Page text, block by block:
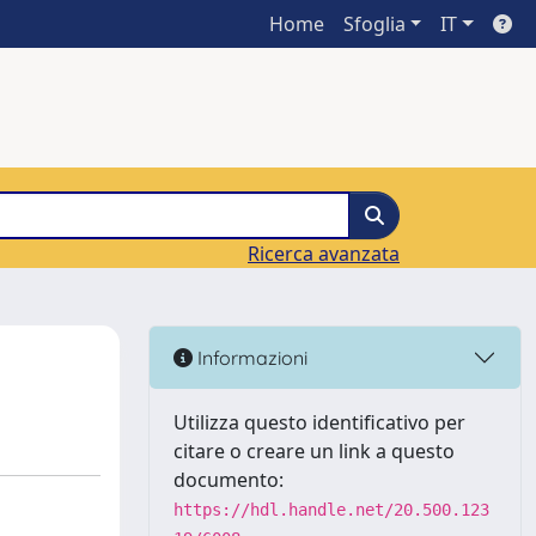
Home Sfoglia IT
Ricerca avanzata
Informazioni
Utilizza questo identificativo per
citare o creare un link a questo
documento:
https://hdl.handle.net/20.500.123